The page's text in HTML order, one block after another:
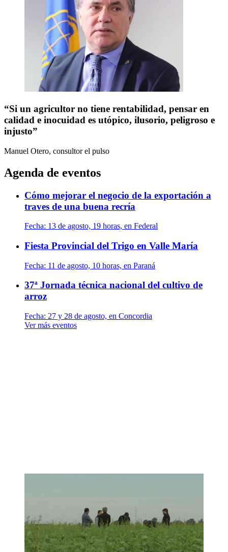
“Si un agricultor no tiene rentabilidad, pensar en
calidad e inocuidad es utópico, ilusorio, peligroso e
injusto”
Manuel Otero, consultor el pulso
Agenda de eventos
Cómo mejorar el negocio de la exportación a
traves de una buena recría
Fecha: 13 de agosto, 19 horas, en Federal
Fiesta Provincial del Trigo en Valle María
Fecha: 11 de agosto, 10 horas, en Paraná
37ª Jornada técnica nacional del cultivo de
arroz
Fecha: 27 y 28 de agosto, en Concordia
Ver más eventos